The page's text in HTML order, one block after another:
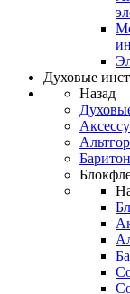
Духовые
Назад